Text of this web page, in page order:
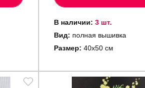
В наличии: 3 шт.
Вид: полная вышивка
Размер: 40х50 см